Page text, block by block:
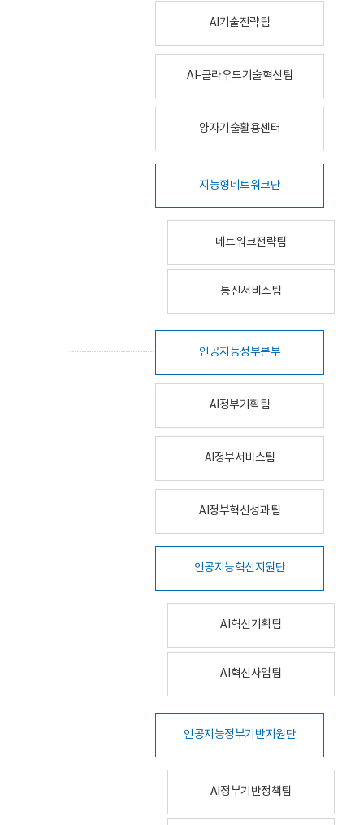
AI기술전략팀
AI-클라우드기술혁신팀
양자기술활용센터
지능형네트워크단
네트워크전략팀
통신서비스팀
인공지능정부본부
AI정부기획팀
AI정부서비스팀
AI정부혁신성과팀
인공지능혁신지원단
AI혁신기획팀
AI혁신사업팀
인공지능정부기반지원단
AI정부기반정책팀